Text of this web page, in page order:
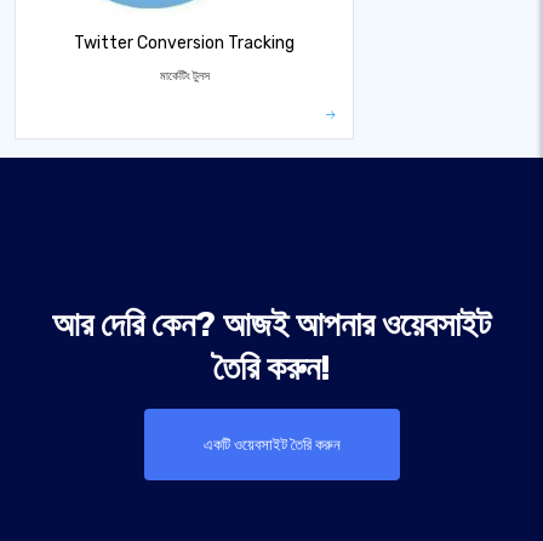
Twitter Conversion Tracking
মার্কেটিং টুলস
আর দেরি কেন? আজই আপনার ওয়েবসাইট
তৈরি করুন!
একটি ওয়েবসাইট তৈরি করুন